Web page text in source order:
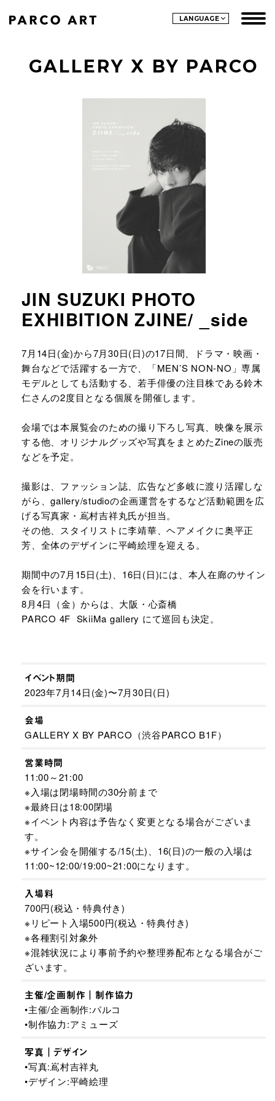
LANGUAGE
GALLERY X BY PARCO
JIN SUZUKI PHOTO
EXHIBITION ZJINE/ _side
URLをコピーする
7月14日(金)から7月30日(日)の17日間、ドラマ・映画・
舞台などで活躍する一方で、「MEN’S NON-NO」専属
モデルとしても活動する、若手俳優の注目株である鈴木
仁さんの2度目となる個展を開催します。​
会場では本展覧会のための撮り下ろし写真、映像を展示
する他、オリジナルグッズや写真をまとめたZineの販売
などを予定。​
撮影は、ファッション誌、広告など多岐に渡り活躍しな
がら、gallery/studioの企画運営をするなど活動範囲を広
げる写真家・嶌村吉祥丸氏が担当。​
その他、スタイリストに李靖華、ヘアメイクに奥平正
芳、全体のデザインに平崎絵理を迎える。​
期間中の7月15日(土)、16日(日)には、本人在廊のサイン
会を行います。​
8月4日（金）からは、大阪・心斎橋
PARCO 4F SkiiMa gallery にて巡回も決定。​
イベント期間
2023年7月14日(金)〜7月30日(日)
会場
GALLERY X BY PARCO（渋谷PARCO B1F）
営業時間
11:00～21:00
※入場は閉場時間の30分前まで
※最終日は18:00閉場​
※イベント内容は予告なく変更となる場合がございま
す。
※サイン会を開催する/15(土)、16(日)の一般の入場は
11:00~12:00/19:00~21:00になります。
入場料
700円(税込・特典付き)
※リピート入場500円(税込・特典付き)​
※各種割引対象外
※混雑状況により事前予約や整理券配布となる場合がご
ざいます。​
主催/企画制作｜制作協力
•主催/企画制作:パルコ
•制作協力:アミューズ
写真｜デザイン
•写真:嶌村吉祥丸
•デザイン:平崎絵理